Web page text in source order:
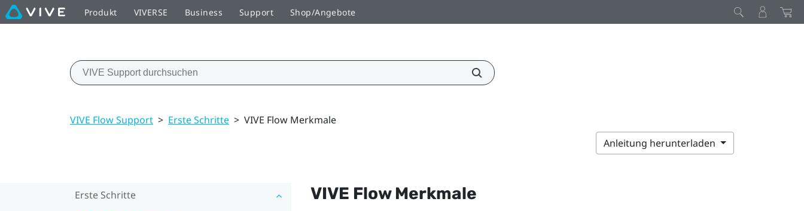
Produkt VIVERSE Business Support Shop/Angebote
VIVE Flow Support > Erste Schritte > VIVE Flow Merkmale
Anleitung herunterladen
Erste Schritte
VIVE FlowMerkmale